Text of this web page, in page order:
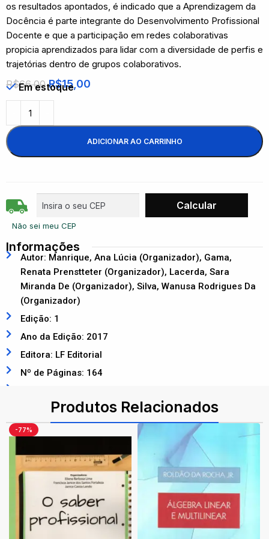
os resultados apontados, é indicado que a Aprendizagem da
Docência é parte integrante do Desenvolvimento Profissional
Docente e que a participação em redes colaborativas
propicia aprendizados para lidar com a diversidade de perfis e
trajetórias dentro de grupos colaborativos.
R$66,00 R$15,00
Em estoque
ADICIONAR AO CARRINHO
Não sei meu CEP
Informações
Autor: Manrique, Ana Lúcia (Organizador), Gama,
Renata Prenstteter (Organizador), Lacerda, Sara
Miranda De (Organizador), Silva, Wanusa Rodrigues Da
(Organizador)
Edição: 1
Ano da Edição: 2017
Editora: LF Editorial
Nº de Páginas: 164
Produtos Relacionados
-77%